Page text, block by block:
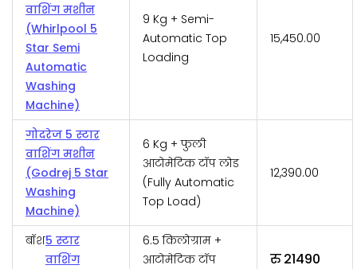
वाशिंग मशीन
(Whirlpool 5
Star Semi
Automatic
Washing
Machine)
9 Kg + Semi-
Automatic Top
Loading
₹15,450.00
गोदरेज 5 स्टार
वाशिंग मशीन
(Godrej 5 Star
Washing
Machine)
6 Kg + फुली
आटोमेटिक टॉप लोड
(Fully Automatic
Top Load)
₹12,390.00
बॉश5 स्टार
वाशिंग
6.5 किलोग्राम +
आटोमेटिक टॉप
रु 21490